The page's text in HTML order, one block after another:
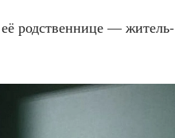
род­ствен­ни­це — житель­